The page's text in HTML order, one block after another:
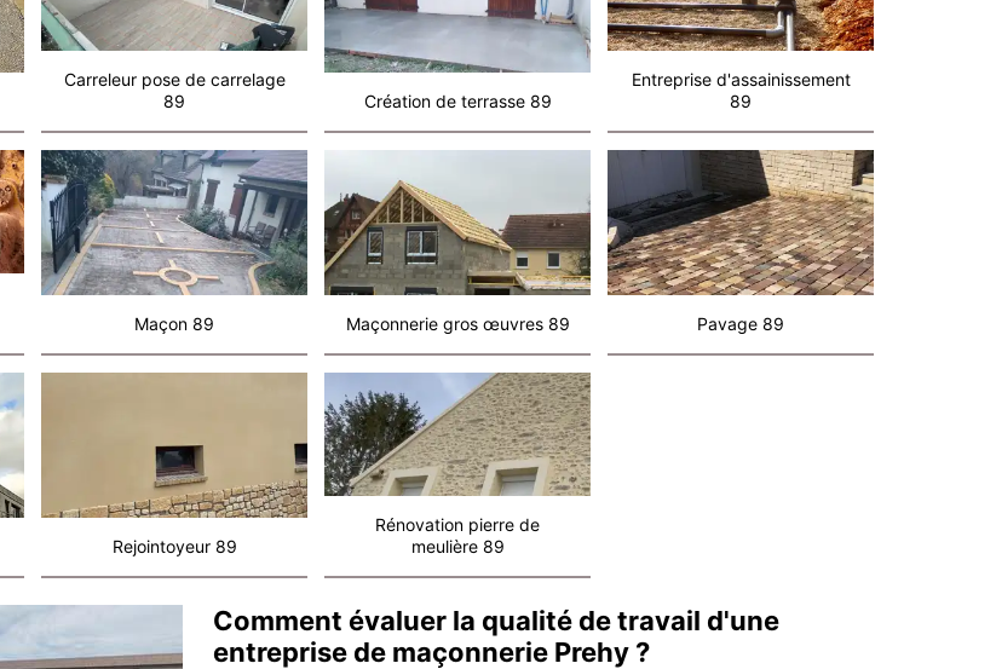
Carreleur pose de carrelage
89
Création de terrasse 89
Entreprise d'assainissement
89
Maçon 89 Maçonnerie gros œuvres 89 Pavage 89
Rejointoyeur 89
Rénovation pierre de
meulière 89
Comment évaluer la qualité de travail d'une
entreprise de maçonnerie Prehy ?